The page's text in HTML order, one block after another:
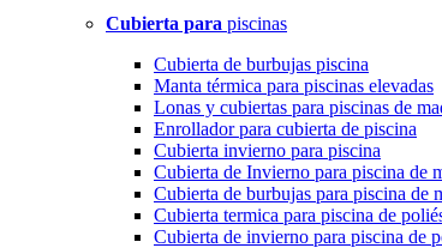
Cubierta para piscinas
Cubierta de burbujas piscina
Manta térmica para piscinas elevadas
Lonas y cubiertas para piscinas de
Enrollador para cubierta de piscina
Cubierta invierno para piscina
Cubierta de Invierno para piscina de
Cubierta de burbujas para piscina de
Cubierta termica para piscina de
Cubierta de invierno para piscina de